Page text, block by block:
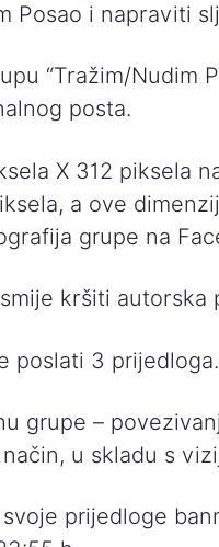
Posao i napraviti
“Tražim/Nudim
posta.
X 312 piksela
a ove
grupe na
kršiti autorska
poslati 3 prijedloga.
grupe –
u skladu s
prijedloge